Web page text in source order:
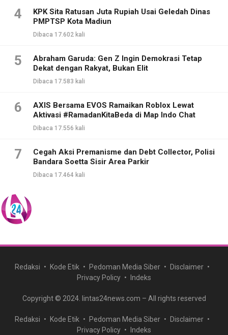
4
KPK Sita Ratusan Juta Rupiah Usai Geledah Dinas
PMPTSP Kota Madiun
Dibaca 17.602 kali
5
Abraham Garuda: Gen Z Ingin Demokrasi Tetap
Dekat dengan Rakyat, Bukan Elit
Dibaca 17.583 kali
6
AXIS Bersama EVOS Ramaikan Roblox Lewat
Aktivasi #RamadanKitaBeda di Map Indo Chat
Dibaca 17.556 kali
7
Cegah Aksi Premanisme dan Debt Collector, Polisi
Bandara Soetta Sisir Area Parkir
Dibaca 17.464 kali
Redaksi Kode Etik Pedoman Media Siber
Disclaimer
Privacy Policy
Indeks
Copyright © 2024. lintas24news.com – All rights reserved
Redaksi Kode Etik Pedoman Media Siber
Disclaimer
Privacy Policy
Indeks